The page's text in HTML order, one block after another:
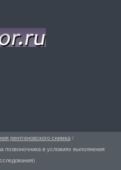
рентгеновского снимка/
позвоночника в условиях выполнения